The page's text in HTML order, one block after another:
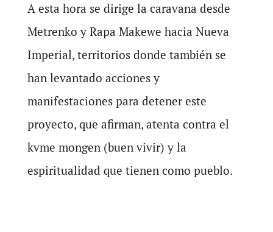
A esta hora se dirige la caravana desde
Metrenko y Rapa Makewe hacia Nueva
Imperial, territorios donde también se
han levantado acciones y
manifestaciones para detener este
proyecto, que afirman, atenta contra el
kvme mongen (buen vivir) y la
espiritualidad que tienen como pueblo.